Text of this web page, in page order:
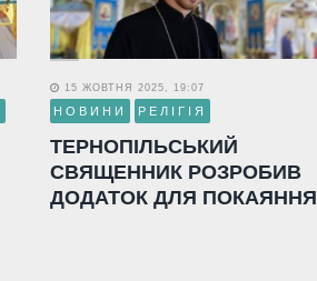
15 ЖОВТНЯ 2025, 19:07
НОВИНИ РЕЛІГІЯ
ТЕРНОПІЛЬСЬКИЙ
СВЯЩЕННИК РОЗРОБИВ
ДОДАТОК ДЛЯ ПОКАЯННЯ